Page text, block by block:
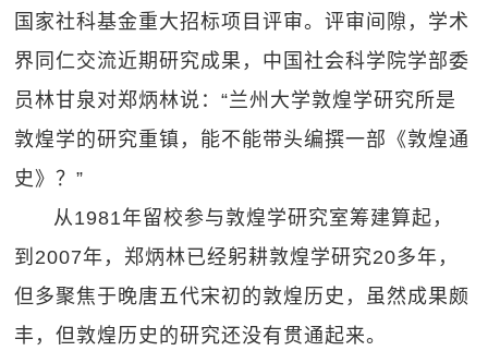
国家社科基金重大招标项目评审。评审间隙，学术
界同仁交流近期研究成果，中国社会科学院学部委
员林甘泉对郑炳林说：“兰州大学敦煌学研究所是
敦煌学的研究重镇，能不能带头编撰一部《敦煌通
史》？”
从1981年留校参与敦煌学研究室筹建算起，
到2007年，郑炳林已经躬耕敦煌学研究20多年，
但多聚焦于晚唐五代宋初的敦煌历史，虽然成果颇
丰，但敦煌历史的研究还没有贯通起来。